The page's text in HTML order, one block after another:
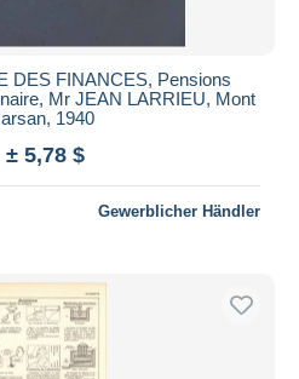
DES FINANCES, Pensions
Mr JEAN LARRIEU, Mont
1940
± 5,78 $
Gewerblicher Händler